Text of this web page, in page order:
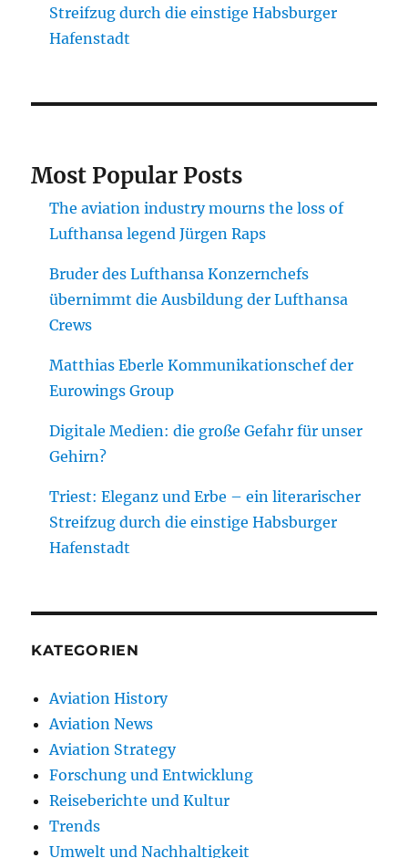
Streifzug durch die einstige Habsburger
Hafenstadt
Most Popular Posts
The aviation industry mourns the loss of
Lufthansa legend Jürgen Raps
Bruder des Lufthansa Konzernchefs
übernimmt die Ausbildung der Lufthansa
Crews
Matthias Eberle Kommunikationschef der
Eurowings Group
Digitale Medien: die große Gefahr für unser
Gehirn?
Triest: Eleganz und Erbe – ein literarischer
Streifzug durch die einstige Habsburger
Hafenstadt
KATEGORIEN
Aviation History
Aviation News
Aviation Strategy
Forschung und Entwicklung
Reiseberichte und Kultur
Trends
Umwelt und Nachhaltigkeit